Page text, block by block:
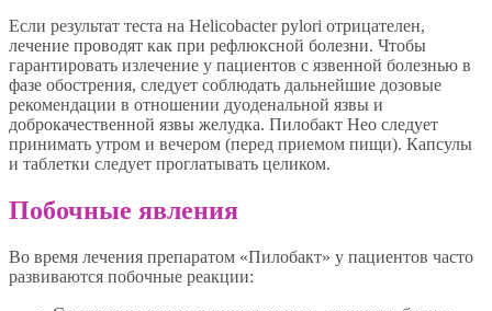
Если результат теста на Нelicobacter pylori отрицателен,
лечение проводят как при рефлюксной болезни. Чтобы
гарантировать излечение у пациентов с язвенной болезнью в
фазе обострения, следует соблюдать дальнейшие дозовые
рекомендации в отношении дуоденальной язвы и
доброкачественной язвы желудка. Пилобакт Нео следует
принимать утром и вечером (перед приемом пищи). Капсулы
и таблетки следует проглатывать целиком.
Побочные явления
Во время лечения препаратом «Пилобакт» у пациентов часто
развиваются побочные реакции: